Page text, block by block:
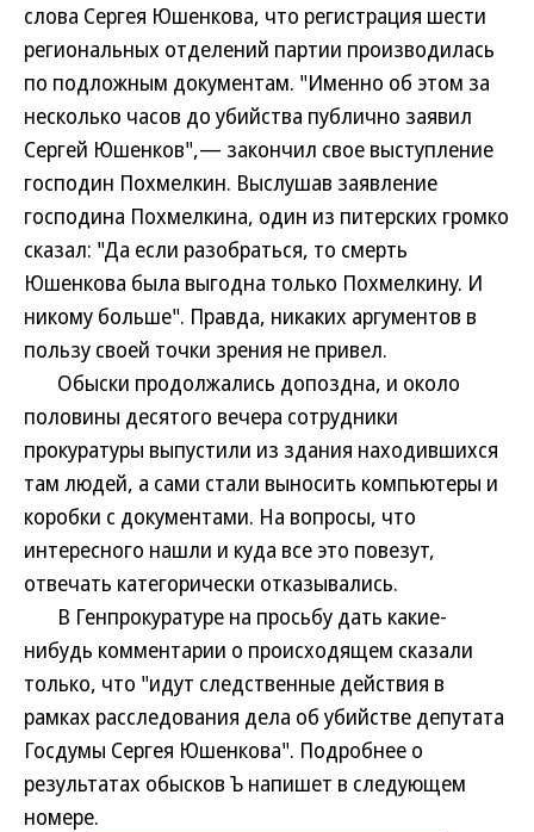
слова Сергея Юшенкова, что регистрация шести
региональных отделений партии производилась
по подложным документам. "Именно об этом за
несколько часов до убийства публично заявил
Сергей Юшенков",— закончил свое выступление
господин Похмелкин. Выслушав заявление
господина Похмелкина, один из питерских громко
сказал: "Да если разобраться, то смерть
Юшенкова была выгодна только Похмелкину. И
никому больше". Правда, никаких аргументов в
пользу своей точки зрения не привел.
Обыски продолжались допоздна, и около
половины десятого вечера сотрудники
прокуратуры выпустили из здания находившихся
там людей, а сами стали выносить компьютеры и
коробки с документами. На вопросы, что
интересного нашли и куда все это повезут,
отвечать категорически отказывались.
В Генпрокуратуре на просьбу дать какие-
нибудь комментарии о происходящем сказали
только, что "идут следственные действия в
рамках расследования дела об убийстве депутата
Госдумы Сергея Юшенкова". Подробнее о
результатах обысков Ъ напишет в следующем
номере.